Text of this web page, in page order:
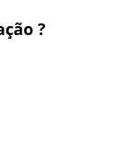
?